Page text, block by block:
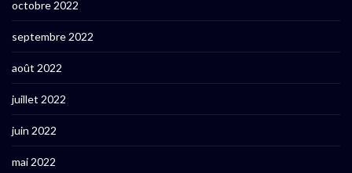
octobre 2022
septembre 2022
août 2022
juillet 2022
juin 2022
mai 2022